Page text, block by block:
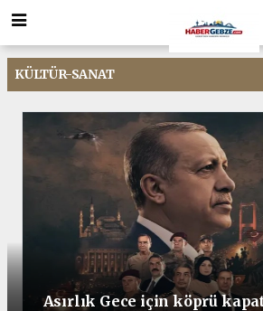
KÜLTÜR-SANAT
Asırlık Gece için köprü